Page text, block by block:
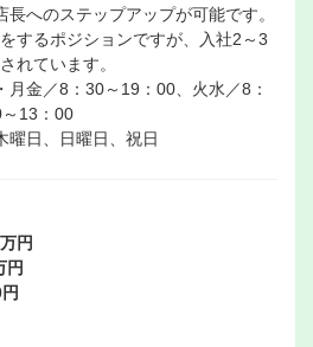
へのステップアップが可能です。
するポジションですが、入社2～3
れています。
金／8：30～19：00、火水／8：
13：00
曜日、日曜日、祝日
円
円